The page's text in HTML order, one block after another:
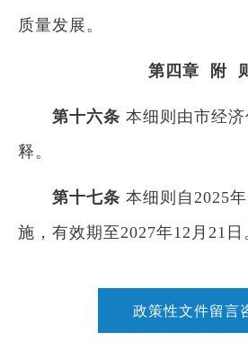
质量发展。
第四章 附
第十六条 本细则由市经
释。
第十七条 本细则自2025
施，有效期至2027年12月21日
政策性文件留言